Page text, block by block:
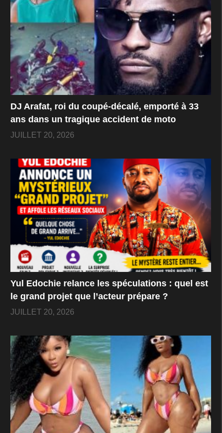
DJ Arafat, roi du coupé-décalé, emporté à 33
ans dans un tragique accident de moto
JUILLET 20, 2026
Yul Edochie relance les spéculations : quel est
le grand projet que l’acteur prépare ?
JUILLET 20, 2026